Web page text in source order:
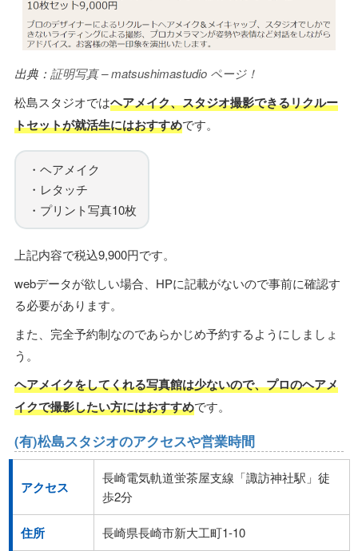
出典： 証明写真 – matsushimastudio ページ！
松島スタジオではヘアメイク、スタジオ撮影できるリクルー
トセットが就活生にはおすすめです。
・ヘアメイク
・レタッチ
・プリント写真10枚
上記内容で税込9,900円です。
webデータが欲しい場合、HPに記載がないので事前に確認す
る必要があります。
また、完全予約制なのであらかじめ予約するようにしましょ
う。
ヘアメイクをしてくれる写真館は少ないので、プロのヘアメ
イクで撮影したい方にはおすすめです。
(有)松島スタジオのアクセスや営業時間
アクセス
長崎電気軌道蛍茶屋支線「諏訪神社駅」徒
歩2分
住所 長崎県長崎市新大工町1-10